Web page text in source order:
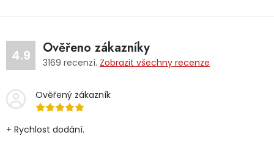
4.9 Ověřeno zákazníky
3169 recenzí. Zobrazit všechny recenze
Ověřený zákazník
+ Rychlost dodání.